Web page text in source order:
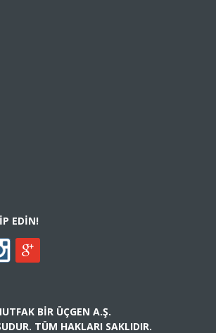
EDIN!
BIR ÜÇGEN A.Ş.
TÜM HAKLARI SAKLIDIR.